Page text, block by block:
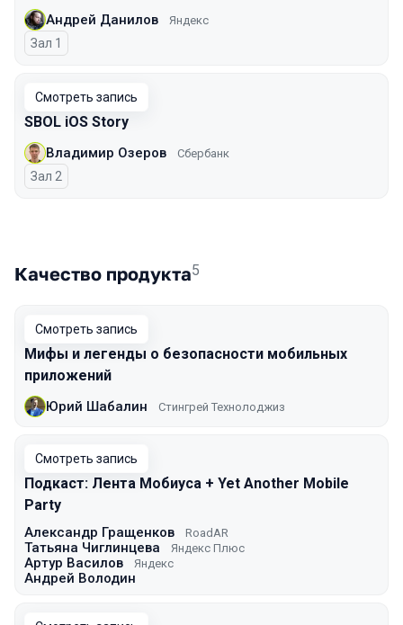
Андрей Данилов Яндекс
Зал 1
Смотреть запись
SBOL iOS Story
Владимир Озеров Сбербанк
Зал 2
Качество продукта5
Смотреть запись
Мифы и легенды о безопасности мобильных
приложений
Юрий Шабалин Стингрей Технолоджиз
Смотреть запись
Подкаст: Лента Мобиуса + Yet Another Mobile
Party
Александр Гращенков RoadAR
Татьяна Чиглинцева Яндекс Плюс
Артур Василов Яндекс
Андрей Володин